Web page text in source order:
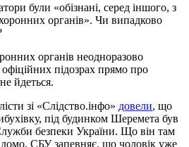
були «обізнані, серед іншого, з
органів». Чи випадково
органів неодноразово
підозрах прямо про
йдеться.
зі «Слідство.інфо» довели, що
під будинком Шеремета був
безпеки України. Що він там
СБУ запевняє, що чоловік уже